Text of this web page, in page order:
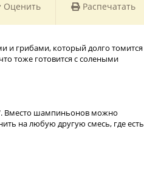
Оценить Распечатать
и грибами, который долго томится
тоже готовится с солеными
Вместо шампиньонов можно
на любую другую смесь, где есть